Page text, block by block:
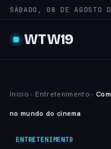
SÁBADO, 08 DE AGOSTO
WTW19
Início › Entretenimento ›
no mundo do cinema
ENTRETENIMENTO